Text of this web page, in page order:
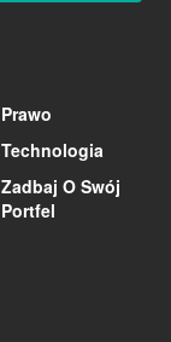
Prawo
Technologia
Zadbaj O Swój
Portfel